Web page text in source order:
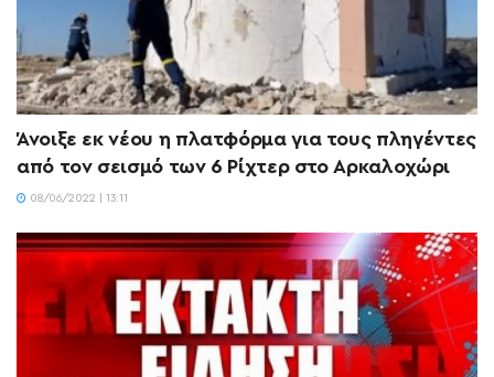
Άνοιξε εκ νέου η πλατφόρμα για τους πληγέντες
από τον σεισμό των 6 Ρίχτερ στο Αρκαλοχώρι
08/06/2022 | 13:11